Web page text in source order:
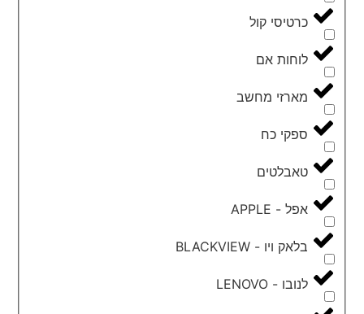
כרטיסי קול
לוחות אם
מארזי מחשב
ספקי כח
טאבלטים
אפל - APPLE
בלאק ויו - BLACKVIEW
לנובו - LENOVO